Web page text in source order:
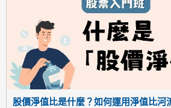
股價淨值比是什麼？如何運用淨值比河